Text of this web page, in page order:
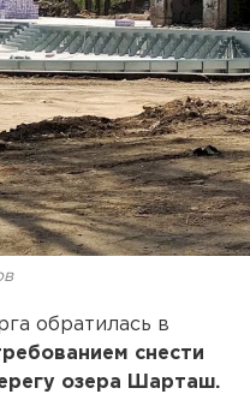
обратилась в
снести
озера Шарташ.